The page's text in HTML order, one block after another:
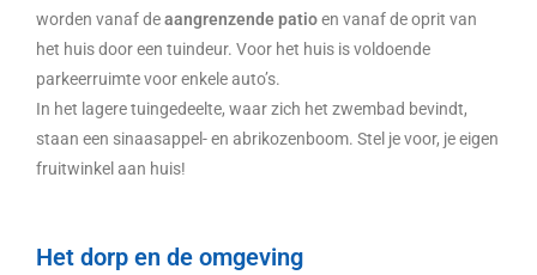
worden vanaf deaangrenzende patioen vanaf de oprit van
het huis door een tuindeur. Voor het huis is voldoende
parkeerruimte voor enkele auto’s.
In het lagere tuingedeelte, waar zich het zwembad bevindt,
staan een sinaasappel- en abrikozenboom. Stel je voor, je eigen
fruitwinkel aan huis!
Het dorp en de omgeving